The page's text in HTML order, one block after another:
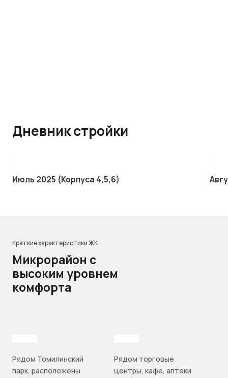
Дневник стройки
Июль 2025 (Корпуса 4,5,6)
Краткие характеристики ЖК
Микрорайон с
высоким уровнем
комфорта
Рядом Томилинский
парк, расположены
Рядом торговые
центры, кафе, аптеки